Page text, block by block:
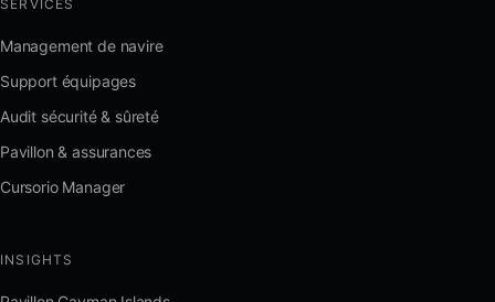
SERVICES
Management de navire
Support équipages
Audit sécurité & sûreté
Pavillon & assurances
Cursorio Manager
INSIGHTS